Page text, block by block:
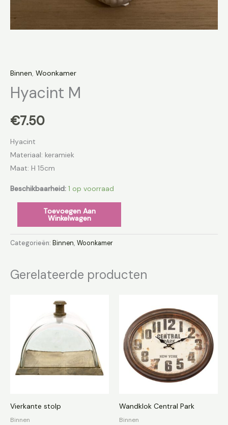
Binnen, Woonkamer
Hyacint M
€7.50
Hyacint
Materiaal: keramiek
Maat: H 15cm
Beschikbaarheid: 1 op voorraad
Toevoegen Aan
Winkelwagen
Categorieën: Binnen, Woonkamer
Gerelateerde producten
Vierkante stolp
Binnen
Wandklok Central Park
Binnen